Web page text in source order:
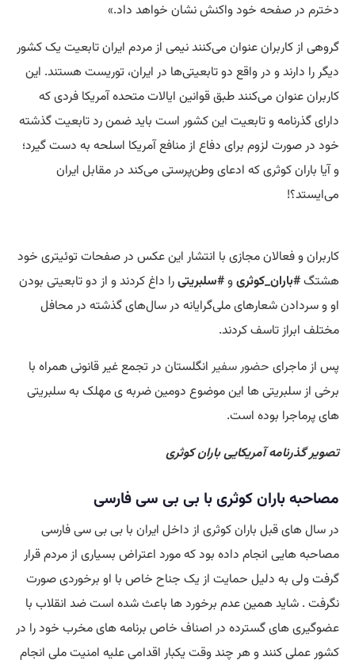
دخترم در صفحه خود واکنش نشان خواهد داد.»
گروهی از کاربران عنوان می‌کنند نیمی از مردم ایران تابعیت یک کشور
دیگر را دارند و در واقع دو تابعیتی‌ها در ایران، توریست هستند. این
کاربران عنوان می‌کنند طبق قوانین ایالات متحده آمریکا فردی که
دارای گذرنامه و تابعیت این کشور است باید ضمن رد تابعیت گذشته
خود در صورت لزوم برای دفاع از منافع آمریکا اسلحه به دست گیرد؛
و آیا باران کوثری که ادعای وطن‌پرستی می‌کند در مقابل ایران
می‌ایستد؟!
کاربران و فعالان مجازی با انتشار این عکس در صفحات توئیتری خود
هشتگ#باران_کوثریو#سلبریتیرا داغ کردند و از دو تابعیتی بودن
او و سردادن شعارهای ملی‌گرایانه‌ در سال‌های گذشته در محافل
مختلف ابراز تاسف کردند.
پس از ماجرای حضورسفیر انگلستان در تجمع غیر قانونی همراه با
برخی از سلبریتی ها این موضوع دومین ضربه ی مهلک به سلبریتی
های پرماجرا بوده است.
تصویر گذرنامه آمریکایی باران کوثری
مصاحبه باران کوثری با بی بی سی فارسی
در سال های قبل باران کوثری از داخل ایران با بی بی سی فارسی
مصاحبه هایی انجام داده بود که مورد اعتراض بسیاری از مردم قرار
گرفت ولی به دلیل حمایت از یک جناح خاص با او برخوردی صورت
نگرفت . شاید همین عدم برخورد ها باعث شده است ضد انقلاب با
عضوگیری های گسترده در اصناف خاص برنامه های مخرب خود را در
کشور عملی کنند و هر چند وقت یکبار اقدامی علیه امنیت ملی انجام